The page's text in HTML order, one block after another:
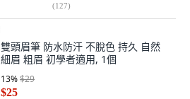
(127)
雙頭眉筆 防水防汗 不脫色 持久 自然
細眉 粗眉 初學者適用, 1個
13%$29
$25